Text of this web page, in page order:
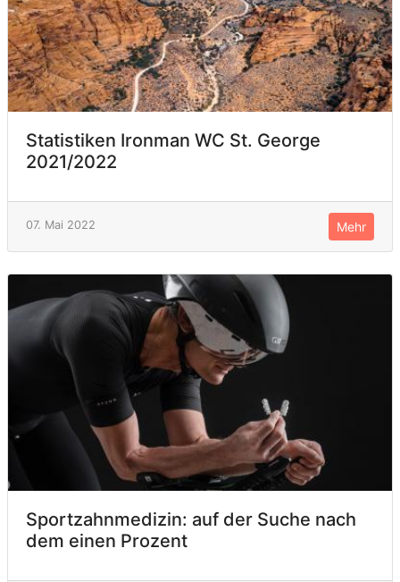
Statistiken Ironman WC St. George
2021/2022
07. Mai 2022 Mehr
Sportzahnmedizin: auf der Suche nach
dem einen Prozent